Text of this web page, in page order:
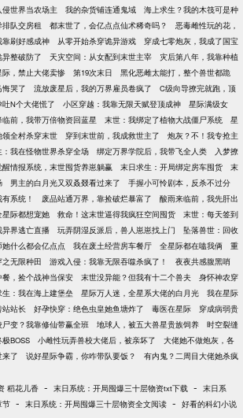
世界当农场主 我的杂货铺连通鬼域
海上求生？我的木筏可是种
队交房租 都末世了，会亿点点仙术稀奇吗？
恶毒雌性玩的花，
刷好感成神 从零开始杀穿诡异游戏
穿成七零炮灰，我成了国宝
整破防了 天灾空间：从女配到末世主宰
灾后第八年，我靠种植
际，禁止大佬卖惨 第19次末日
黑化恶雌太能打，整个兽世都跪
哭了 流放废星后，我的万界雇员卷疯了
C级向导撩完就跑，顶
N个大佬慌了 小区穿越：我靠无限天赋登顶成神
星际满级女
临前，我带万倍物资回蓝星 末世：我绑定了植物大战僵尸系统
星
全村杀穿末世 穿到末世前，我成救世主了
炮灰？不！我专抢主
：我在怪物世界杀穿全场 绑定万界学院后，我带飞全人类
入梦撩
醒情报系统，末世囤货养崽躺赢 末日求生：开局绑定房车囤货
末
男主的白月光又双叒叕看过来了
手握小可怜剧本，反杀不过分
系统！ 废品站通万界，靠捡破烂暴富了
酸雨来临前，我先肝出
际都想宠她 救命！这末世逼得我疯狂空间囤货
末世：每天签到
界逃亡直播 玩弄阴湿反派后，兽人崽崽找上门
坠落兽世：回收
什么都会亿点点 我在废土经营房车餐厅 全星际都在嗑我俩
重
之无限种田 游戏入侵：我靠无限吞噬杀疯了！
夜夜共感腹黑哨
，捡个战神当保安 末世没异能？但我有十二个兽夫
身怀神农穿
生：我在海上建堡垒 星际万人迷，全星系大佬的白月光
我在星际
站长 好孕快穿：绝色虫皇她鱼塘炸了 毒医在星际
穿成病弱贵
尸变？我靠修仙带赢全班 地球人，被五大兽星贵族饲养
时空裂缝
BOSS 小雌性玩弄兽校大佬后，被亲坏了
大佬她不做炮灰，各
了 说好星际争霸，你咋带队要饭？
有内鬼？二周目大佬她杀疯
稻花儿香 - 末日系统：开局囤爆三十层物资txt下载 - 末日系
节 - 末日系统：开局囤爆三十层物资全文阅读 - 好看的科幻小说